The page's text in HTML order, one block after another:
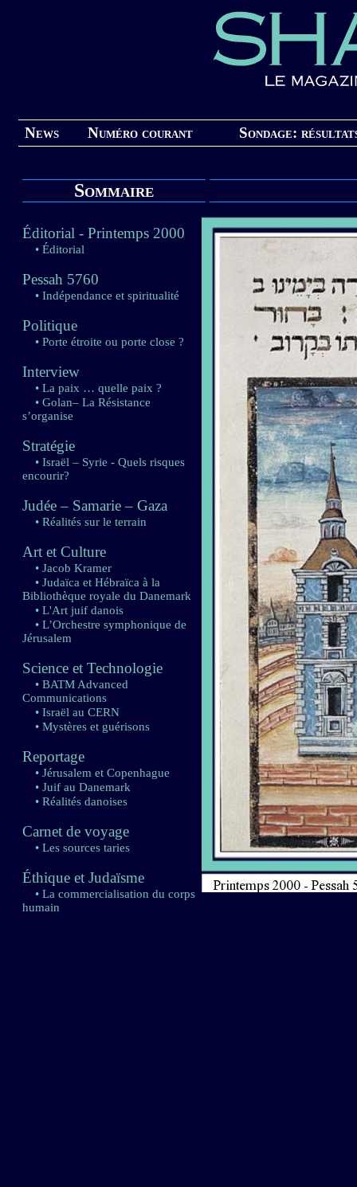
News Numéro courant Sondage:
Sommaire
Éditorial - Printemps 2000
• Éditorial
Pessah 5760
• Indépendance et spiritualité
Politique
• Porte étroite ou porte close ?
Interview
• La paix … quelle paix ?
• Golan– La Résistance
s’organise
Stratégie
• Israël – Syrie - Quels risques
encourir?
Judée – Samarie – Gaza
• Réalités sur le terrain
Art et Culture
• Jacob Kramer
• Judaïca et Hébraïca à la
Bibliothèque royale du Danemark
• L'Art juif danois
• L’Orchestre symphonique de
Jérusalem
Science et Technologie
• BATM Advanced
Communications
• Israël au CERN
• Mystères et guérisons
Reportage
• Jérusalem et Copenhague
• Juif au Danemark
• Réalités danoises
Carnet de voyage
• Les sources taries
Éthique et Judaïsme
• La commercialisation du corps
humain